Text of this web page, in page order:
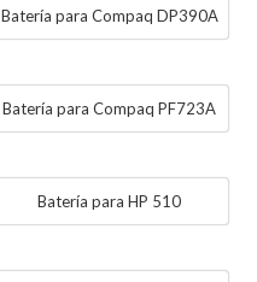
Batería para Compaq DP390A
Batería para Compaq PF723A
Batería para HP 510